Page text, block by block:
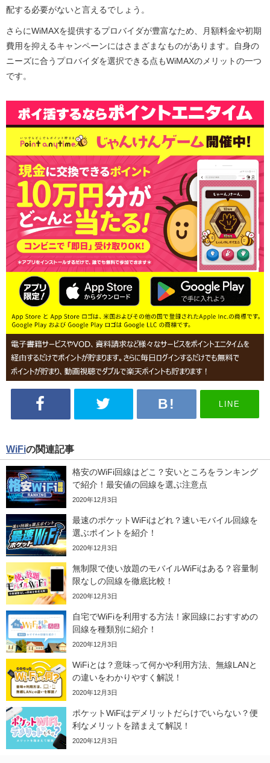
配する必要がないと言えるでしょう。
さらにWiMAXを提供するプロバイダが豊富なため、月額料金や初期
費用を抑えるキャンペーンにはさまざまなものがあります。自身の
ニーズに合うプロバイダを選択できる点もWiMAXのメリットの一つ
です。
LINE
WiFiの関連記事
格安のWiFi回線はどこ？安いところをランキング
で紹介！最安値の回線を選ぶ注意点
2020年12月3日
最速のポケットWiFiはどれ？速いモバイル回線を
選ぶポイントを紹介！
2020年12月3日
無制限で使い放題のモバイルWiFiはある？容量制
限なしの回線を徹底比較！
2020年12月3日
自宅でWiFiを利用する方法！家回線におすすめの
回線を種類別に紹介！
2020年12月3日
WiFiとは？意味って何かや利用方法、無線LANと
の違いをわかりやすく解説！
2020年12月3日
ポケットWiFiはデメリットだらけでいらない？便
利なメリットを踏まえて解説！
2020年12月3日